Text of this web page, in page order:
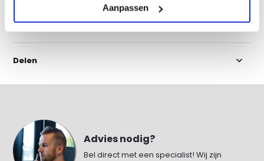
Aanpassen
Reviews
Delen
Advies nodig?
Bel direct met een specialist! Wij zijn